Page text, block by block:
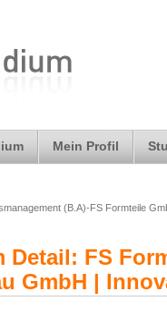
Mein Profil
(B.A)-FS Formteile
Detail: FS
GmbH |